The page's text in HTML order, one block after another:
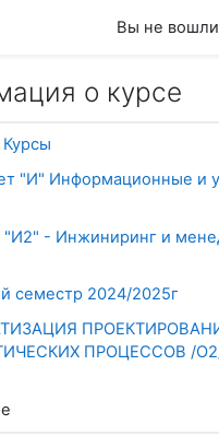
Вы не
о курсе
Курсы
"И" Информационные и
"И2" - Инжиниринг и
семестр 2024/2025г
ПРОЦЕССОВ /О2/